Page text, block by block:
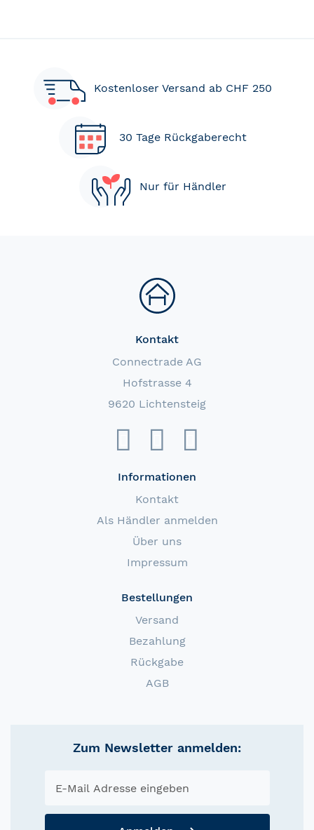
Kostenloser Versand ab CHF 250
30 Tage Rückgaberecht
Nur für Händler
Kontakt
Connectrade AG
Hofstrasse 4
9620 Lichtensteig
Informationen
Kontakt
Als Händler anmelden
Über uns
Impressum
Bestellungen
Versand
Bezahlung
Rückgabe
AGB
Zum Newsletter anmelden: